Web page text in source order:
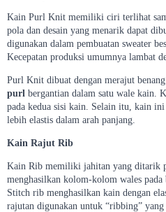
Kain Purl Knit memiliki ciri terlihat
pola dan desain yang menarik dapat
digunakan dalam pembuatan sweater
Kecepatan produksi umumnya lambat
Purl Knit dibuat dengan merajut benang
purl bergantian dalam satu wale kain.
pada kedua sisi kain. Selain itu, kain
lebih elastis dalam arah panjang.
Kain Rajut Rib
Kain Rib memiliki jahitan yang ditarik
menghasilkan kolom-kolom wales pada
Stitch rib menghasilkan kain dengan
rajutan digunakan untuk “ribbing” yang